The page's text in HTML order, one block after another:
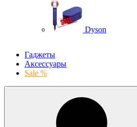
Dyson
Гаджеты
Аксессуары
Sale %